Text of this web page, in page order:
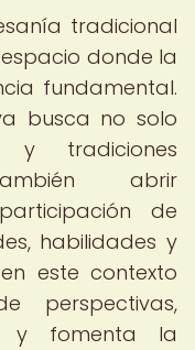
tradicional
donde la
fundamental.
busca no solo
y tradiciones
abrir
de
habilidades y
este contexto
perspectivas,
y fomenta la